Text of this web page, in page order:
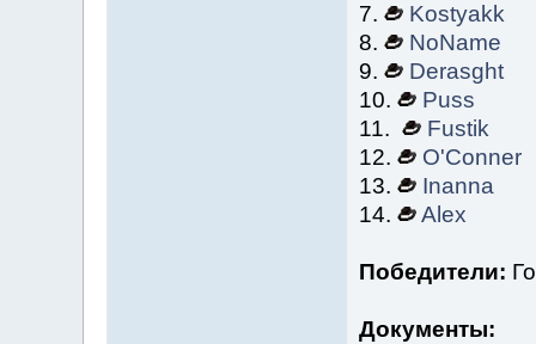
7.
Kostyakk
8.
NoName
9.
Derasght
10.
Puss
11.
Fustik
12.
O'Conner
13.
Inanna
14.
Alex
Победители:
Документы: